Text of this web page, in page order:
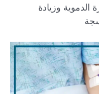
وزيادة